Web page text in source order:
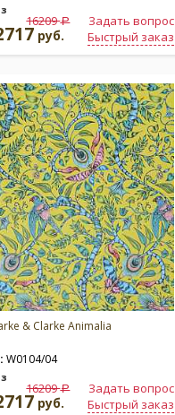
Задать вопрос
Быстрый заказ
руб.
16209a
& Clarke Animalia
W0104/04
Задать вопрос
Быстрый заказ
руб.
16209a